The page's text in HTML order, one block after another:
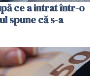
ce a intrat într-o
spune că s-a